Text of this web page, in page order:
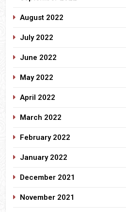
August 2022
July 2022
June 2022
May 2022
April 2022
March 2022
February 2022
January 2022
December 2021
November 2021